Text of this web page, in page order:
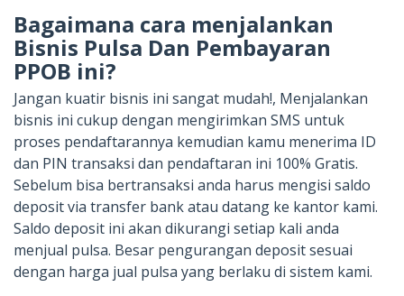
Bagaimana cara menjalankan
Bisnis Pulsa Dan Pembayaran
PPOB ini?
Jangan kuatir bisnis ini sangat mudah!, Menjalankan
bisnis ini cukup dengan mengirimkan SMS untuk
proses pendaftarannya kemudian kamu menerima ID
dan PIN transaksi dan pendaftaran ini 100% Gratis.
Sebelum bisa bertransaksi anda harus mengisi saldo
deposit via transfer bank atau datang ke kantor kami.
Saldo deposit ini akan dikurangi setiap kali anda
menjual pulsa. Besar pengurangan deposit sesuai
dengan harga jual pulsa yang berlaku di sistem kami.